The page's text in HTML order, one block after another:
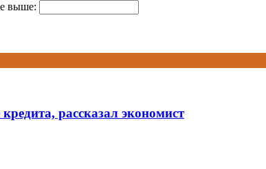
выше:
рассказал экономист